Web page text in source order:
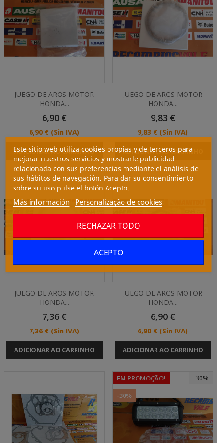
JUEGO DE AROS MOTOR
HONDA...
Preço
6,90 €
Preço
6,90 € (Sin IVA)
ADICIONAR AO CARRINHO
JUEGO DE AROS MOTOR
HONDA...
Preço
9,83 €
Preço
9,83 € (Sin IVA)
ADICIONAR AO CARRINHO
JUEGO DE AROS MOTOR
HONDA...
Preço
7,36 €
Preço
7,36 € (Sin IVA)
ADICIONAR AO CARRINHO
JUEGO DE AROS MOTOR
HONDA...
Preço
6,90 €
Preço
6,90 € (Sin IVA)
ADICIONAR AO CARRINHO
-30%
EM PROMOÇÃO!
-30%
Este sitio web utiliza cookies propias y de terceros para
mejorar nuestros servicios y mostrarle publicidad
relacionada con sus preferencias mediante el análisis de
sus hábitos de navegación. Para dar su consentimiento
sobre su uso pulse el botón Acepto.
Más información Personalização de cookies
RECHAZAR TODO
ACEPTO